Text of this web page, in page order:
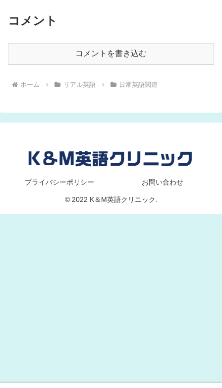
コメント
コメントを書き込む
ホーム リアル英語 日常英語関連
プライバシーポリシー お問い合わせ
© 2022 K＆M英語クリニック.